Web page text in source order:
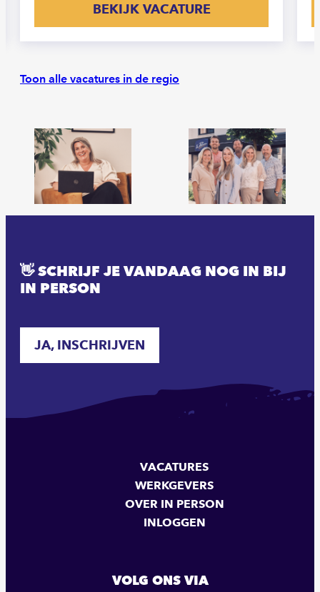
BEKIJK VACATURE
Toon alle vacatures in de regio
👋 SCHRIJF JE VANDAAG NOG IN BIJ
IN PERSON
JA, INSCHRIJVEN
VACATURES
WERKGEVERS
OVER IN PERSON
INLOGGEN
VOLG ONS VIA